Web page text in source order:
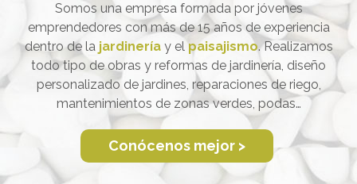
Somos una empresa formada por jóvenes
emprendedores con más de 15 años de experiencia
dentro de la jardineríay elpaisajismo. Realizamos
todo tipo de obras y reformas de jardinería, diseño
personalizado de jardines, reparaciones de riego,
mantenimientos de zonas verdes, podas…
Conócenos mejor >